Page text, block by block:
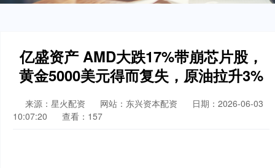
亿盛资产 AMD大跌17%带崩芯片股，
黄金5000美元得而复失，原油拉升3%
来源：星火配资 网站：东兴资本配资
日期：2026-06-03
10:07:20
查看：157